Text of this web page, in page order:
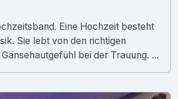
Eine Hochzeit besteht
Sie lebt von den richtigen
bei der Trauung. ...